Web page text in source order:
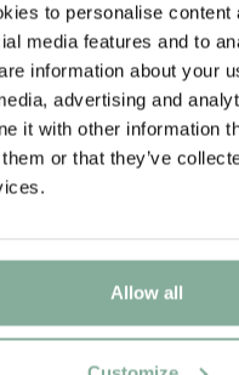
to personalise content
media features and to
information about your
advertising and
it with other information
or that they’ve
Allow all